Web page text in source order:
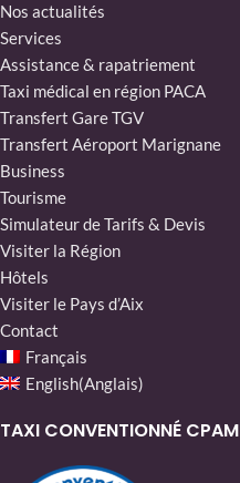
Nos actualités
Services
Assistance & rapatriement
Taxi médical en région PACA
Transfert Gare TGV
Transfert Aéroport Marignane
Business
Tourisme
Simulateur de Tarifs & Devis
Visiter la Région
Hôtels
Visiter le Pays d’Aix
Contact
Français
English(Anglais)
TAXI CONVENTIONNÉ CPAM